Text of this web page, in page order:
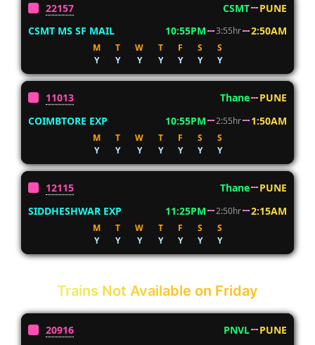
22157 CSMT
PUNE
CSMT MS SF MAIL
10:55PM 3:55hr 2:50AM
M T W T F S
S
Y
Y Y Y Y Y Y
11013 Thane
PUNE
COIMBTORE EXP
10:55PM 2:55hr 1:50AM
M T W T F S
S
Y
Y Y Y Y Y Y
12115 Thane
PUNE
SIDDHESHWAR EXP
11:25PM 2:50hr 2:15AM
M T W T F S
S
Y
Y Y Y Y Y Y
Trains Not Available on Friday
20916 PNVL
PUNE